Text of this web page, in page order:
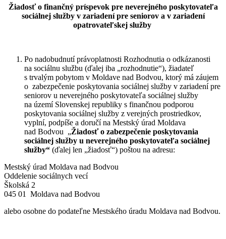
Žiadosť o finančný príspevok pre neverejného poskytovateľa
sociálnej služby v zariadení pre seniorov a v zariadení
opatrovateľskej služby
Po nadobudnutí právoplatnosti Rozhodnutia o odkázanosti
na sociálnu službu (ďalej iba „rozhodnutie“), žiadateľ
s trvalým pobytom v Moldave nad Bodvou, ktorý má záujem
o zabezpečenie poskytovania sociálnej služby v zariadení pre
seniorov u neverejného poskytovateľa sociálnej služby
na území Slovenskej republiky s finančnou podporou
poskytovania sociálnej služby z verejných prostriedkov,
vyplní, podpíše a doručí na Mestský úrad Moldava
nad Bodvou „Žiadosť o zabezpečenie poskytovania
sociálnej služby u neverejného poskytovateľa sociálnej
služby“ (ďalej len „žiadosť“) poštou na adresu:
Mestský úrad Moldava nad Bodvou
Oddelenie sociálnych vecí
Školská 2
045 01 Moldava nad Bodvou
alebo osobne do podateľne Mestského úradu Moldava nad Bodvou.